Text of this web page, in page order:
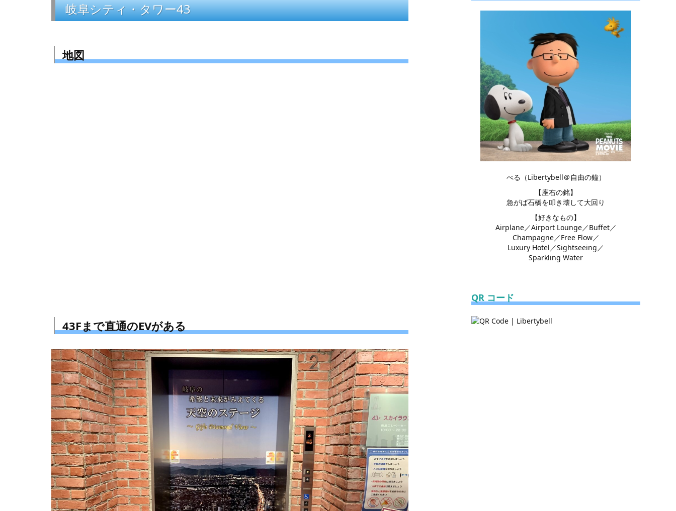
岐阜シティ・タワー43
地図
43Fまで直通のEVがある
べる（Libertybell＠自由の鐘）
【座右の銘】
急がば石橋を叩き壊して大回り
【好きなもの】
Airplane／Airport Lounge／Buffet／
Champagne／Free Flow／
Luxury Hotel／Sightseeing／
Sparkling Water
QR コード